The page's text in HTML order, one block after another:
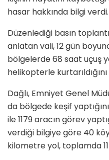
hasar hakkında bilgi verdi.
Düzenlediği basın
anlatan vali, 12 gün
bölgelerde 68 saat uçuş
helikopterle
Dağlı, Emniyet Genel
da bölgede keşif
ile 1179 aracın görev
verdiği bilgiye göre 40
kilometre yol, toplamda